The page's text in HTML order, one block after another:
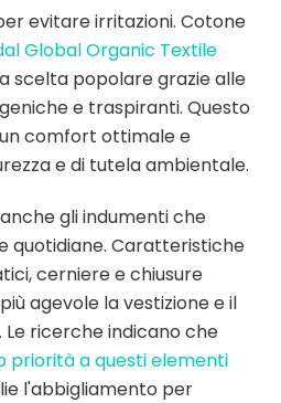
evitare irritazioni. Cotone
Global Organic Textile
scelta popolare grazie alle
e traspiranti. Questo
comfort ottimale e
e di tutela ambientale.
gli indumenti che
quotidiane. Caratteristiche
cerniere e chiusure
agevole la vestizione e il
ricerche indicano che
priorità a questi elementi
l'abbigliamento per